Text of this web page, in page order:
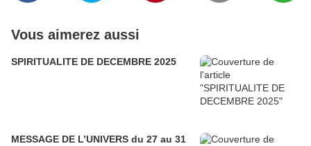
Vous aimerez aussi
SPIRITUALITE DE DECEMBRE 2025
MESSAGE DE L’UNIVERS du 27 au 31